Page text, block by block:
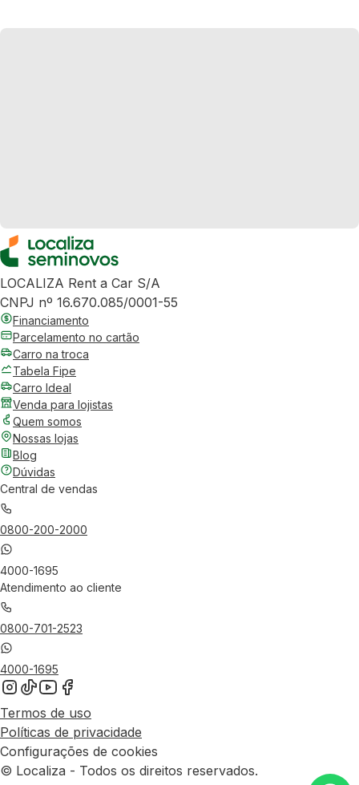
LOCALIZA Rent a Car S/A
CNPJ nº 16.670.085/0001-55
Financiamento
Parcelamento no cartão
Carro na troca
Tabela Fipe
Carro Ideal
Venda para lojistas
Quem somos
Nossas lojas
Blog
Dúvidas
Central de vendas
0800-200-2000
4000-1695
Atendimento ao cliente
0800-701-2523
4000-1695
Termos de uso
Políticas de privacidade
Configurações de cookies
© Localiza - Todos os direitos reservados.